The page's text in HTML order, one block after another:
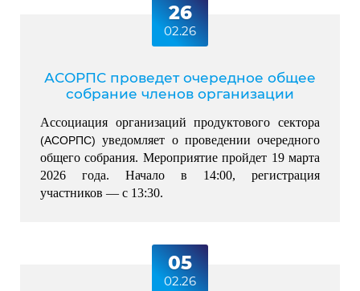
26
02.26
АСОРПС проведет очередное общее
собрание членов организации
(АСОРПС) уведомляет о проведении очередного
общего собрания. Мероприятие пройдет 19 марта
2026 года. Начало в 14:00, регистрация
участников — с 13:30.
05
02.26